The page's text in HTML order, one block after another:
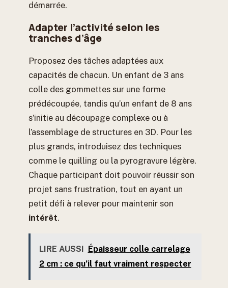
démarrée.
Adapter l’activité selon les
tranches d’âge
Proposez des tâches adaptées aux
capacités de chacun. Un enfant de 3 ans
colle des gommettes sur une forme
prédécoupée, tandis qu’un enfant de 8 ans
s’initie au découpage complexe ou à
l’assemblage de structures en 3D. Pour les
plus grands, introduisez des techniques
comme le quilling ou la pyrogravure légère.
Chaque participant doit pouvoir réussir son
projet sans frustration, tout en ayant un
petit défi à relever pour maintenir son
intérêt.
LIRE AUSSI
Épaisseur colle carrelage
2 cm : ce qu’il faut vraiment respecter